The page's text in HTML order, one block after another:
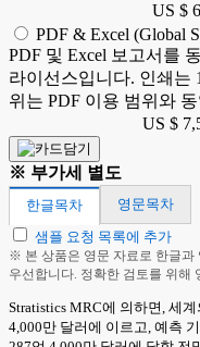
US $
PDF & Excel (Global
PDF 및 Excel 보고서를
라이선스입니다. 인쇄는
위는 PDF 이용 범위와
US $
※ 부가세 별도
한글목차
영문목차
샘플 요청 목록에 추가
※ 본 상품은 영문 자료로 한글과
우선합니다. 정확한 검토를 위해
Stratistics MRC에 의하면, 세
4,000만 달러에 이르고, 예측